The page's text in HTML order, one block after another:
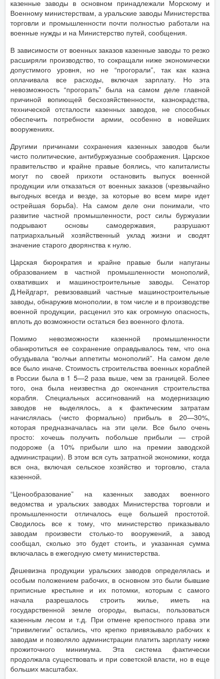
казенные заводы в основном принадлежали Морскому и
Военному министерствам, а уральские заводы Министерства
торговли и промышленности почти полностью работали на
военные нужды и на Министерство путей, сообщения.
В зависимости от военных заказов казенные заводы то резко
расширяли производство, то сокращали ниже экономически
допустимого уровня, но не “прогорали”, так как казна
оплачивала все расходы, включая зарплату. Но эта
невозможность “прогорать” была на самом деле главной
причиной вопиющей бесхозяйственности, казнокрадства,
технической отсталости казенных заводов, не способных
обеспечить потребности армии, особенно в новейших
вооружениях.
Другими причинами сохранения казенных заводов были
чисто политические, антибуржуазные соображения. Царское
правительство и крайне правые боялись, что капиталисты
могут по своей прихоти остановить выпуск военной
продукции или отказаться от военных заказов (чрезвычайно
выгодных всегда и везде, за которые во всем мире идет
острейшая борьба). На самом деле они понимали, что
развитие частной промышленности, рост силы буржуазии
подрывают основы самодержавия, разрушают
патриархальный хозяйственный уклад жизни и сводят
значение старого дворянства к нулю.
Царская бюрократия и крайне правые были напуганы
образованием в частной промышленности монополий,
охвативших и машиностроительные заводы. Сенатор
Д.Нейдгарт, ревизовавший частные машиностроительные
заводы, обнаружив монополии, в том числе и в производстве
военной продукции, расценил это как огромную опасность,
вплоть до возможности остаться без военного флота.
Помимо невозможности казенной промышленности
обанкротиться ее сохранение оправдывалось тем, что она
обуздывала “волчьи аппетиты монополий”. На самом деле
все было иначе. Стоимость строительства военных кораблей
в России была в 1 5—2 раза выше, чем за границей. Более
того, она была неизвестна до окончания строительства
корабля. Специальных ассигнований на модернизацию
заводов не выделялось, а к фактическим затратам
начислялась (чисто формально) прибыль в 20—30%,
которая предназначалась на эти цели. Все было очень
просто: хочешь получить побольше прибыли — строй
подороже (а 10% прибыли шло на премии заводской
администрации). В этом вся суть затратной экономики, когда
вся она, включая сельское хозяйство и торговлю, стала
казенной.
“Ценообразование” на казенных заводах военного
ведомства и уральских заводах Министерства торговли и
промышленности отличалось еще большей простотой.
Сводилось все к тому, что министерство приказывало
заводам произвести столько-то вооружений, а завод
сообщал, сколько это будет стоить, и указанная сумма
включалась в ежегодную смету министерства.
Дешевизна продукции уральских заводов определялась и
особым положением рабочих, в основном это были бывшие
приписные крестьяне и их потомки, которым с самого
начала разрешалось строить жилье, иметь на
государственной земле огороды, выпасы, пользоваться
казенным лесом и т.д. При отмене крепостного права эти
“привилегии” остались, что крепко привязывало рабочих к
заводам и позволяло администрации платить зарплату ниже
прожиточного минимума. Эта система фактически
продолжала существовать и при советской власти, но в еще
больших масштабах.